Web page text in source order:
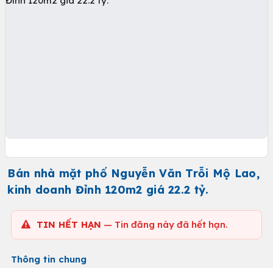
Bán nhà mặt phố Nguyễn Văn Trỗi Mộ Lao,
kinh doanh Đỉnh 120m2 giá 22.2 tỷ.
TIN HẾT HẠN — Tin đăng này đã hết hạn.
Thông tin chung